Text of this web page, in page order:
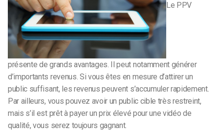
Le PPV
présente de grands avantages. Il peut notamment générer
d’importants revenus. Si vous êtes en mesure d’attirer un
public suffisant, les revenus peuvent s’accumuler rapidement.
Par ailleurs, vous pouvez avoir un public cible très restreint,
mais s’il est prêt à payer un prix élevé pour une vidéo de
qualité, vous serez toujours gagnant.